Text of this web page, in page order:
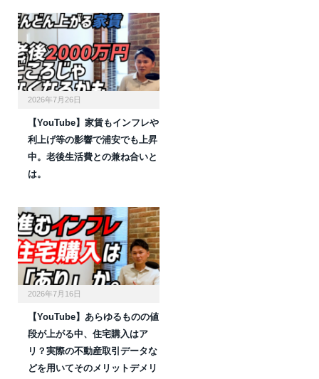
2026年7月26日
【YouTube】家賃もインフレや
利上げ等の影響で浦安でも上昇
中。老後生活費との兼ね合いと
は。
2026年7月16日
【YouTube】あらゆるものの値
段が上がる中、住宅購入はア
リ？実際の不動産取引データな
どを用いてそのメリットデメリ